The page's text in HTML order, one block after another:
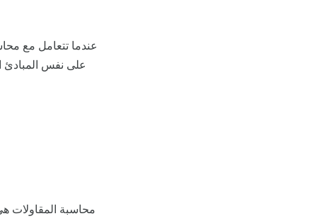
عندما تتعامل مع
على نفس المبادئ
محاسبة المقاولات